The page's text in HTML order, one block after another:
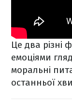
Це два різні
емоціями
моральні
останньої